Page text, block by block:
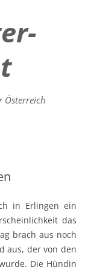
Österreich
in Erlingen ein
das
brach aus noch
aus, der von den
Die Hündin